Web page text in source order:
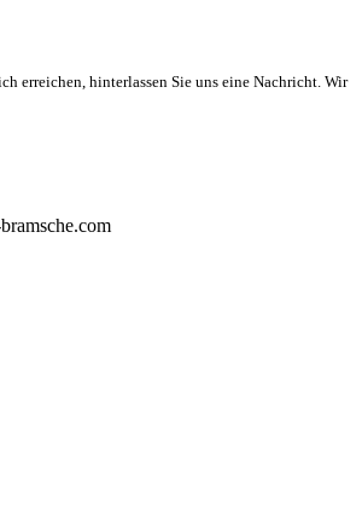
erreichen, hinterlassen Sie uns eine Nachricht. Wir